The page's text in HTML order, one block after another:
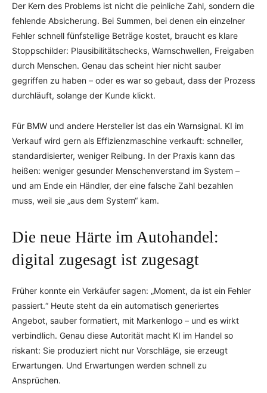
Der Kern des Problems ist nicht die peinliche Zahl, sondern die
fehlende Absicherung. Bei Summen, bei denen ein einzelner
Fehler schnell fünfstellige Beträge kostet, braucht es klare
Stoppschilder: Plausibilitätschecks, Warnschwellen, Freigaben
durch Menschen. Genau das scheint hier nicht sauber
gegriffen zu haben – oder es war so gebaut, dass der Prozess
durchläuft, solange der Kunde klickt.
Für BMW und andere Hersteller ist das ein Warnsignal. KI im
Verkauf wird gern als Effizienzmaschine verkauft: schneller,
standardisierter, weniger Reibung. In der Praxis kann das
heißen: weniger gesunder Menschenverstand im System –
und am Ende ein Händler, der eine falsche Zahl bezahlen
muss, weil sie „aus dem System“ kam.
Die neue Härte im Autohandel:
digital zugesagt ist zugesagt
Früher konnte ein Verkäufer sagen: „Moment, da ist ein Fehler
passiert.“ Heute steht da ein automatisch generiertes
Angebot, sauber formatiert, mit Markenlogo – und es wirkt
verbindlich. Genau diese Autorität macht KI im Handel so
riskant: Sie produziert nicht nur Vorschläge, sie erzeugt
Erwartungen. Und Erwartungen werden schnell zu
Ansprüchen.